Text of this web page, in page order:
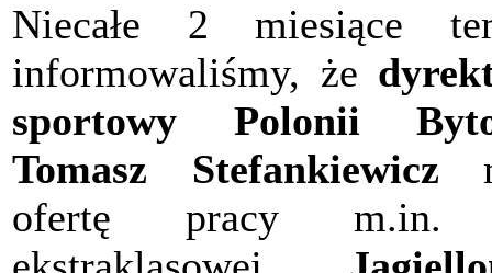
Niecałe 2 miesiące
informowaliśmy, że
sportowy Polonii
Tomasz Stefankiewicz
ofertę pracy